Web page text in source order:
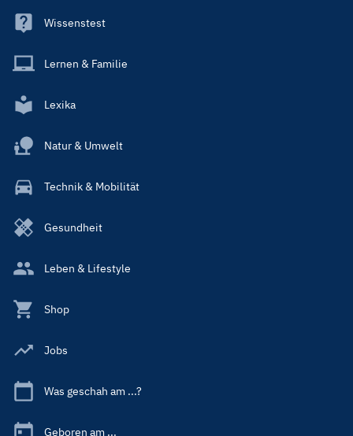
Wissenstest
Lernen & Familie
Lexika
Natur & Umwelt
Technik & Mobilität
Gesundheit
Leben & Lifestyle
Shop
Jobs
Was geschah am ...?
Geboren am ...